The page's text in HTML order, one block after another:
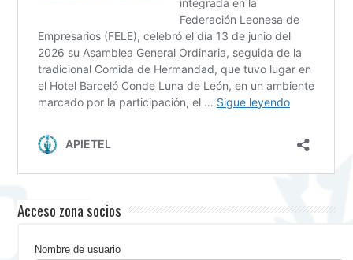
Acceso zona socios
Nombre de usuario